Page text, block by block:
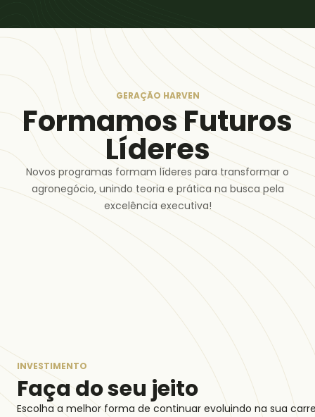
GERAÇÃO HARVEN
Formamos Futuros
Líderes
Novos programas formam líderes para transformar o
agronegócio, unindo teoria e prática na busca pela
excelência executiva!
INVESTIMENTO
Faça do seu jeito
Escolha a melhor forma de continuar evoluindo na sua